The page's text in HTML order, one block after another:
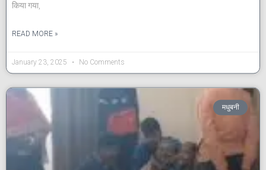
किया गया,
READ MORE »
January 23, 2025 No Comments
मधुबनी